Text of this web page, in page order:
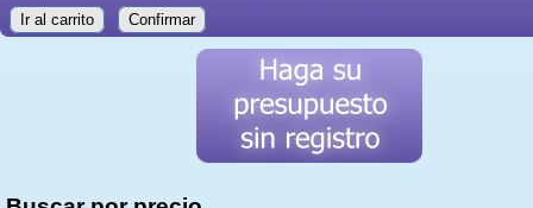
Ir al carrito Confirmar